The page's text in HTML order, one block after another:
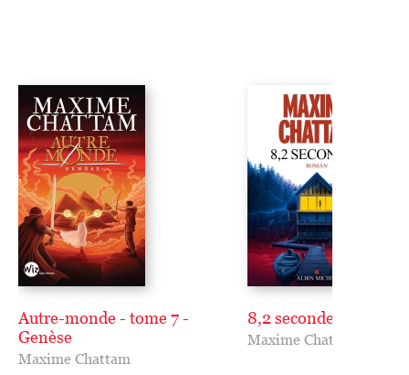
Autre-monde - tome 7 -
Genèse
Maxime Chattam
8,2 secondes
Maxime Chattam